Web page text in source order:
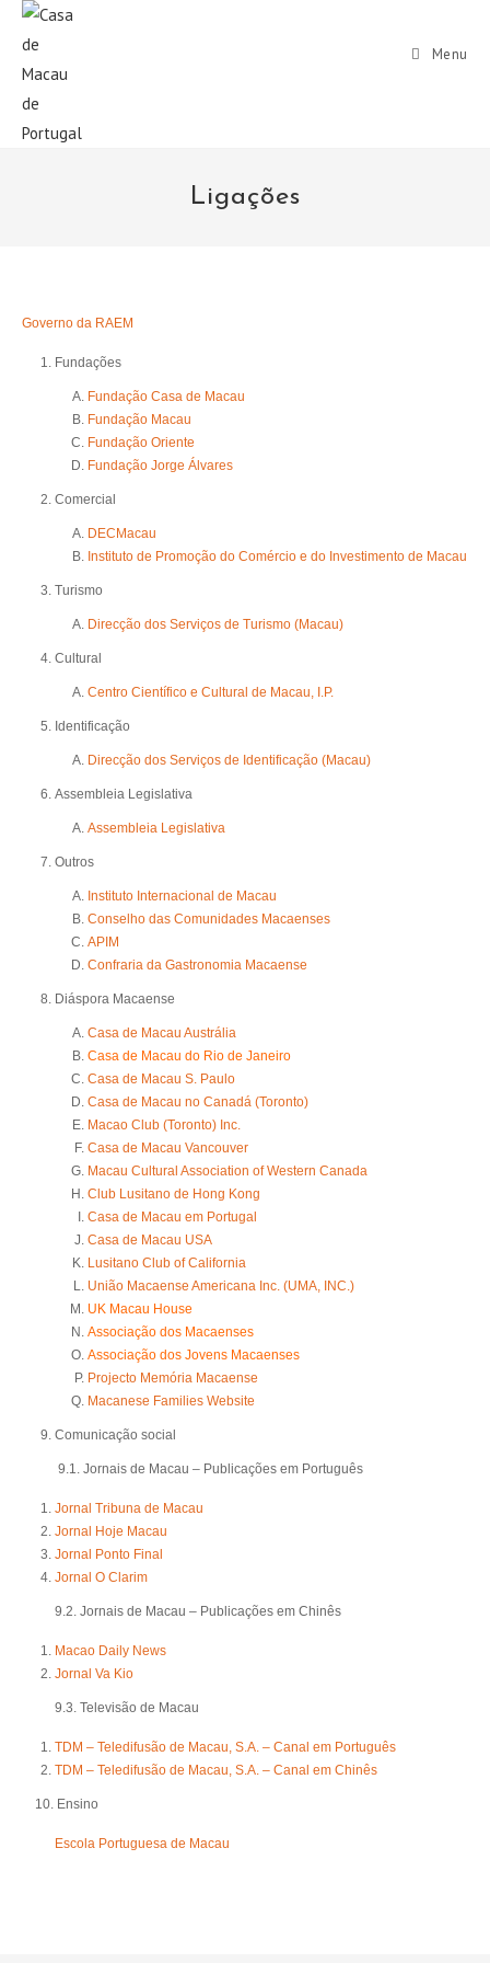
Menu
Ligações
Governo da RAEM
Fundações
Fundação Casa de Macau
Fundação Macau
Fundação Oriente
Fundação Jorge Álvares
Comercial
DECMacau
Instituto de Promoção do Comércio e do Investimento de Macau
Turismo
Direcção dos Serviços de Turismo (Macau)
Cultural
Centro Científico e Cultural de Macau, I.P.
Identificação
Direcção dos Serviços de Identificação (Macau)
Assembleia Legislativa
Assembleia Legislativa
Outros
Instituto Internacional de Macau
Conselho das Comunidades Macaenses
APIM
Confraria da Gastronomia Macaense
Diáspora Macaense
Casa de Macau Austrália
Casa de Macau do Rio de Janeiro
Casa de Macau S. Paulo
Casa de Macau no Canadá (Toronto)
Macao Club (Toronto) Inc.
Casa de Macau Vancouver
Macau Cultural Association of Western Canada
Club Lusitano de Hong Kong
Casa de Macau em Portugal
Casa de Macau USA
Lusitano Club of California
União Macaense Americana Inc. (UMA, INC.)
UK Macau House
Associação dos Macaenses
Associação dos Jovens Macaenses
Projecto Memória Macaense
Macanese Families Website
Comunicação social
9.1. Jornais de Macau – Publicações em Português
Jornal Tribuna de Macau
Jornal Hoje Macau
Jornal Ponto Final
Jornal O Clarim
9.2. Jornais de Macau – Publicações em Chinês
Macao Daily News
Jornal Va Kio
9.3. Televisão de Macau
TDM – Teledifusão de Macau, S.A. – Canal em Português
TDM – Teledifusão de Macau, S.A. – Canal em Chinês
10. Ensino
Escola Portuguesa de Macau